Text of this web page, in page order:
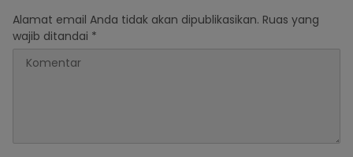
Alamat email Anda tidak akan dipublikasikan. Ruas yang
wajib ditandai *